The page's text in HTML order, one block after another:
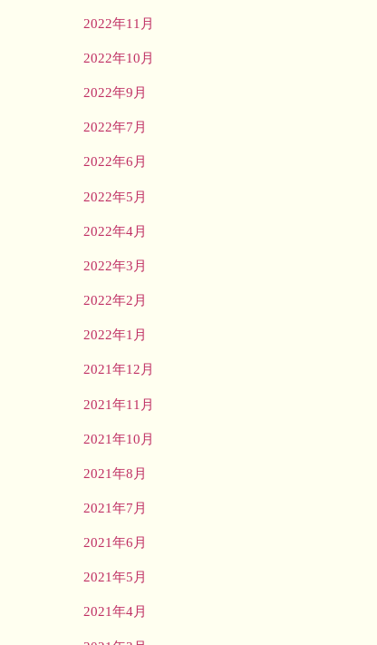
2022年11月
2022年10月
2022年9月
2022年7月
2022年6月
2022年5月
2022年4月
2022年3月
2022年2月
2022年1月
2021年12月
2021年11月
2021年10月
2021年8月
2021年7月
2021年6月
2021年5月
2021年4月